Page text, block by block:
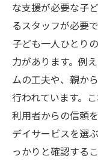
な支援が必要な子
るスタッフが必要
子ども一人ひとり
力があります。例
ムの工夫や、親か
行われています。
利用者からの信頼
デイサービスを選
っかりと確認する